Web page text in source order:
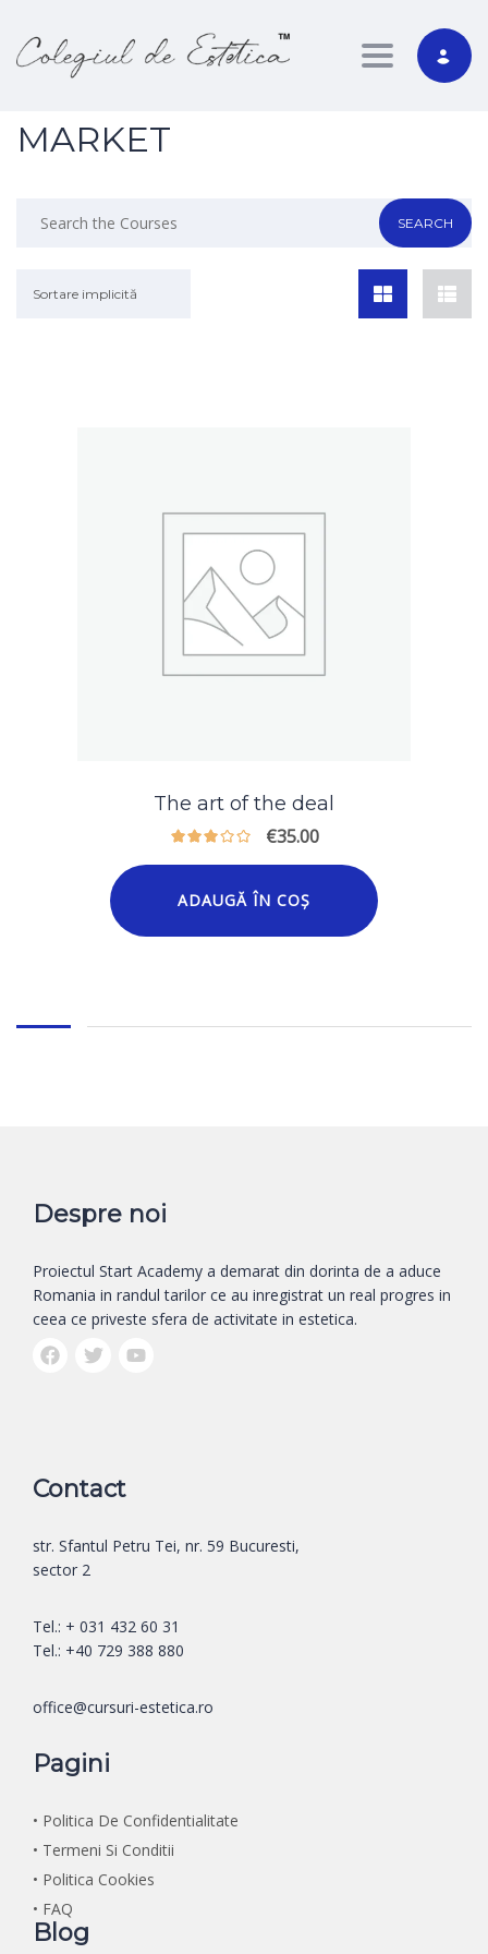
Toggle
MARKET
Sortare implicită
The art of the deal
€35.00
ADAUGĂ ÎN COȘ
Despre noi
Proiectul Start Academy a demarat din dorinta de a aduce
Romania in randul tarilor ce au inregistrat un real progres in
ceea ce priveste sfera de activitate in estetica.
Contact
str. Sfantul Petru Tei, nr. 59 Bucuresti,
sector 2
Tel.: + 031 432 60 31
Tel.: +40 729 388 880
office@cursuri-estetica.ro
Pagini
• Politica De Confidentialitate
• Termeni Si Conditii
• Politica Cookies
• FAQ
Blog